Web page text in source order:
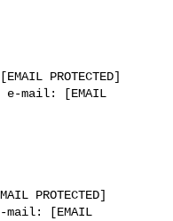
PROTECTED]
e-mail: [EMAIL
PROTECTED]
mail: [EMAIL